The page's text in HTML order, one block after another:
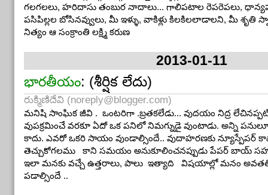
గలగలలు, హరిదాసు తంబుర నాదాలు... గాలిపటాల రెపరెపలు,
పసిపిల్లల బోసినవ్వులు, మీ ఇళ్ళు, వాకిళ్లు కిలకిలలాడాలని, మీ శృతి
నిత్యం ఆ సంక్రాంతి లక్ష్మి కరుణ
2013-01-11
భారతీయం: (శీర్షిక లేదు)
రుక్మిణిదేవి (noreply@blogger.com)
మనిషి సాంఘిక జీవి . ఒంటరిగా .బ్రతకలేడు... వుదయం నిద్ర
వుపక్రమించే వరకూ ఏదో ఒక పనిలో నిమగ్నుడై వుంటాడు. అన్ని
కాదు. ఎవరో ఒకరి సాయం వుండాల్సిందే.. వుదాహరణకు న్యూస్పేపర్
తెచ్చుకోగలము కాని సమయం అనుకూలించనప్పుడు పేపర్ బాయ్
ఇలా మనకు వచ్చే ఉత్తరాలు, పాలు ఇత్యాది విషయాల్లో మనం
పడాల్సిందే ..